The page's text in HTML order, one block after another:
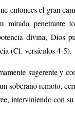
entonces el gran
mirada penetrante
divina, Dios
(Cf. versículos 4-5).
sugerente y
soberano remoto,
interviniendo con